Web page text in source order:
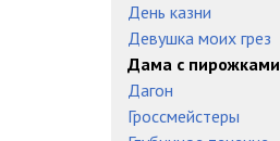
День казни
Девушка моих грез
Дама с пирожками
Дагон
Гроссмейстеры